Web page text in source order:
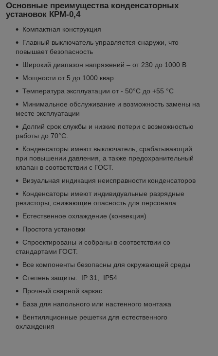
Основные преимущества конденсаторных
установок КРМ-0,4
Компактная конструкция
Главный выключатель управляется снаружи, что
повышает безопасность
Широкий диапазон напряжений – от 230 до 1000 В
Мощности от 5 до 1000 квар
Температура эксплуатации от - 50°C до +55 °C
Минимальное обслуживание и возможность замены на
месте эксплуатации
Долгий срок службы и низкие потери с возможностью
работы до 70°C.
Конденсаторы имеют выключатель, срабатывающий
при повышении давления, а также предохранительный
клапан в соответствии с ГОСТ.
Визуальная индикация неисправности конденсаторов
Конденсаторы имеют индивидуальные разрядные
резисторы, снижающие опасность для персонала
Естественное охлаждение (конвекция)
Простота установки
Спроектированы и собраны в соответствии со
стандартами ГОСТ.
Все компоненты безопасны для окружающей среды
Степень защиты: IP 31, IP54
Прочный сварной каркас
База для напольного или настенного монтажа
Вентиляционные решетки для естественного
охлаждения